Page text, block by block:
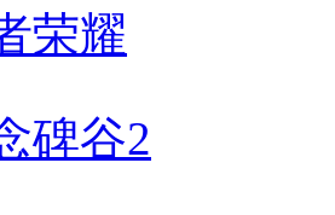
荣耀
碑谷2